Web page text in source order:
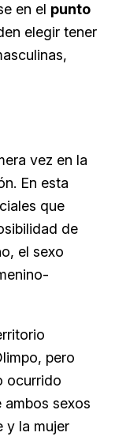
en el punto
elegir tener
vez en la
En esta
que
de
el sexo
pero
ocurrido
ambos sexos
y la mujer